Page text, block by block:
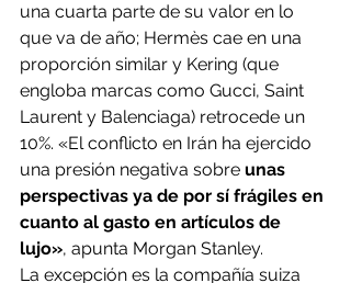
una cuarta parte de su valor en lo
que va de año; Hermès cae en una
proporción similar y Kering (que
engloba marcas como Gucci, Saint
Laurent y Balenciaga) retrocede un
10%. «El conflicto en Irán ha ejercido
una presión negativa sobre unas
perspectivas ya de por sí frágiles en
cuanto al gasto en artículos de
lujo», apunta Morgan Stanley.
La excepción es la compañía suiza